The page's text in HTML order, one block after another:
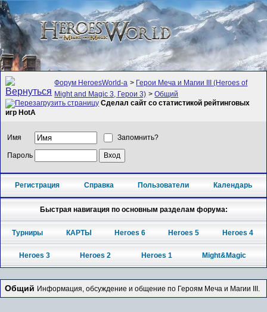
Форум HeroesWorld-а > Герои Меча и Магии III (Heroes of
Might and Magic 3, Герои 3) >Общий
Сделал сайт со статистикой рейтинговых
игр HotA
Имя Запомнить?
Пароль
Регистрация Справка Пользователи Календарь
Быстрая навигация по основным разделам форума:
Турниры КАРТЫ Heroes 6 Heroes 5 Heroes 4
Heroes 3 Heroes 2 Heroes 1 Might&Magic
Общий Информация, обсуждение и общение по Героям Меча и Магии III.